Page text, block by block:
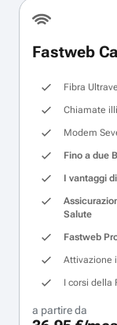
Fastweb
Fibra
Chiamate
Modem
Fino a due
I vantaggi
Salute
Fastweb
Attivazione
I corsi della
a partire da